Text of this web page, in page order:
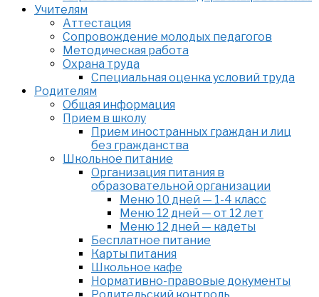
Учителям
Аттестация
Сопровождение молодых педагогов
Методическая работа
Охрана труда
Специальная оценка условий труда
Родителям
Общая информация
Прием в школу
Прием иностранных граждан и лиц
без гражданства
Школьное питание
Организация питания в
образовательной организации
Меню 10 дней — 1-4 класс
Меню 12 дней — от 12 лет
Меню 12 дней — кадеты
Бесплатное питание
Карты питания
Школьное кафе
Нормативно-правовые документы